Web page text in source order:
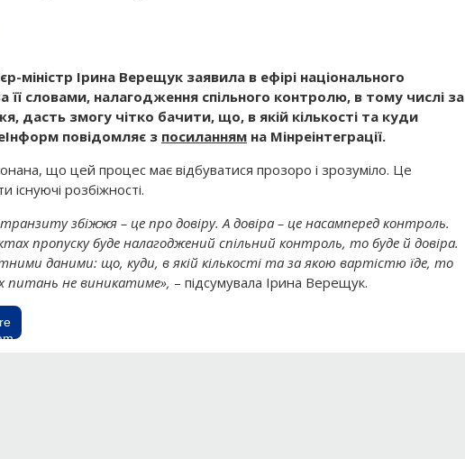
міністр Ірина Верещук заявила в ефірі національного
її словами, налагодження спільного контролю, в тому числі за
дасть змогу чітко бачити, що, в якій кількості та куди
повідомляє з посиланням на Мінреінтеграції.
що цей процес має відбуватися прозоро і зрозуміло. Це
існуючі розбіжності.
збіжжя – це про довіру. А довіра – це насамперед контроль.
пропуску буде налагоджений спільний контроль, то буде й довіра.
даними: що, куди, в якій кількості та за якою вартістю їде, то
питань не виникатиме», – підсумувала Ірина Верещук.